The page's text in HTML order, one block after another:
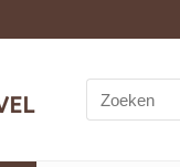
Search
for: